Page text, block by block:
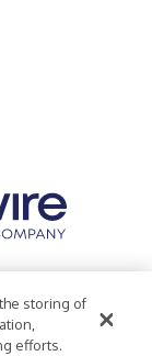
Statement
storing of
efforts.